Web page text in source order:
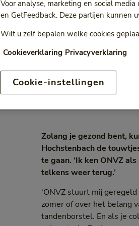
Ga terug naar
Alle artikelen
'ONVZ
Categorie:
Levensstijl
Zolang je gezond bent,
Hochstenbach de
te gaan. ‘Ik ken ONVZ
telkens weer terug.’
‘ONVZ stuurt mij
zomer of over het belang
tandenborstel. En als je
Voor analyse, marketing en social
en GetFeedback. Deze partijen kunnen
Wilt u zelf bepalen welke cookies
Cookieverklaring Privacyverklaring
Cookie-instellingen